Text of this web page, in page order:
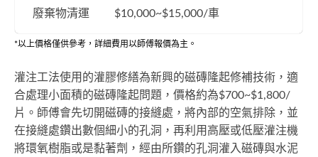
廢棄物清運 $10,000~$15,000/車
*以上價格僅供參考，詳細費用以師傅報價為主。
灌注工法使用的灌膠修繕為新興的磁磚隆起修補技術，適
合處理小面積的磁磚隆起問題，價格約為$700~$1,800/
片。師傅會先切開磁磚的接縫處，將內部的空氣排除，並
在接縫處鑽出數個細小的孔洞，再利用高壓或低壓灌注機
將環氧樹脂或是黏著劑，經由所鑽的孔洞灌入磁磚與水泥